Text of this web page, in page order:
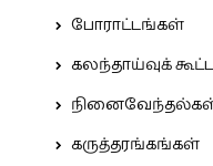
போராட்டங்கள்
கலந்தாய்வுக்
கருத்தரங்கங்கள்